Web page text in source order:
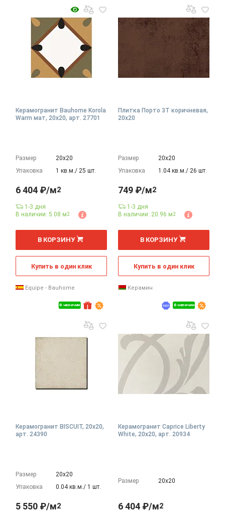
Керамогранит Bauhome Korola
Warm мат, 20x20, арт. 27701
Размер
20х20
Упаковка
1 кв.м./ 25 шт.
В наличии
6 404 ₽/м2
1-3 дня
В наличии: 5.08 м2
м
В КОРЗИНУ
Купить в один клик
Equipe - Bauhome
Плитка Порто 3Т коричневая,
20x20
Размер
20х20
Упаковка
1.04 кв.м./ 26 шт.
В наличии
749 ₽/м2
1-3 дня
В наличии: 20.96 м2
м
В КОРЗИНУ
Купить в один клик
Керамин
Керамогранит BISCUIT, 20x20,
арт. 24390
Размер
20х20
Упаковка
0.04 кв.м./ 1 шт.
5 550 ₽/м2
Керамогранит Caprice Liberty
White, 20x20, арт. 20934
Размер 20х20
6 404 ₽/м2